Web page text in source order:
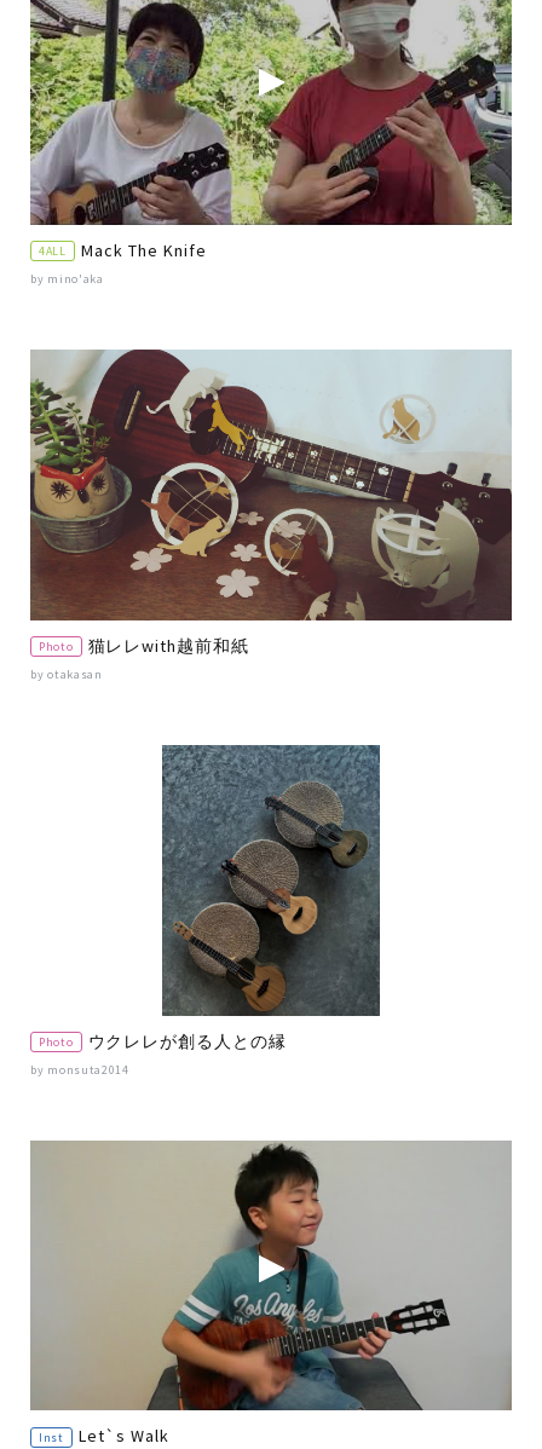
4ALL Mack The Knife
by mino'aka
Photo 猫レレwith越前和紙
by otakasan
Photo ウクレレが創る人との縁
by monsuta2014
Inst Let`s Walk